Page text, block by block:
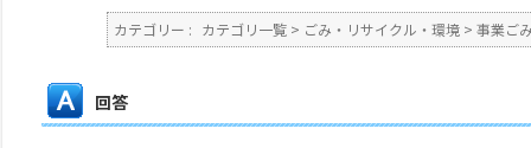
カテゴリー : カテゴリ一覧 > ごみ・リサイクル・環境 > 事業ご
回答